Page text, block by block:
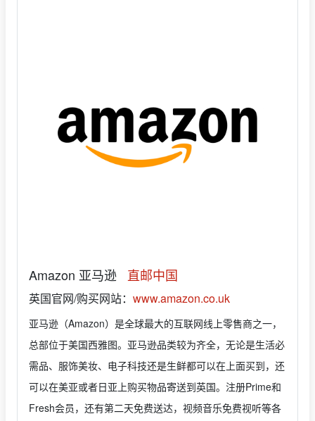
Amazon 亚马逊 直邮中国
英国官网/购买网站： www.amazon.co.uk
亚马逊（Amazon）是全球最大的互联网线上零售商之一，
总部位于美国西雅图。亚马逊品类较为齐全，无论是生活必
需品、服饰美妆、电子科技还是生鲜都可以在上面买到，还
可以在美亚或者日亚上购买物品寄送到英国。注册Prime和
Fresh会员，还有第二天免费送达，视频音乐免费视听等各